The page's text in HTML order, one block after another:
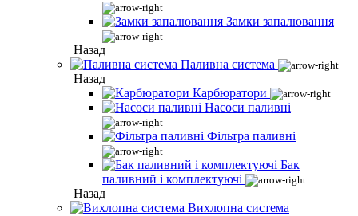
Замки запалювання
Назад
Паливна система
Назад
Карбюратори
Насоси паливні
Фільтра паливні
Бак
паливний і комплектуючі
Назад
Вихлопна система